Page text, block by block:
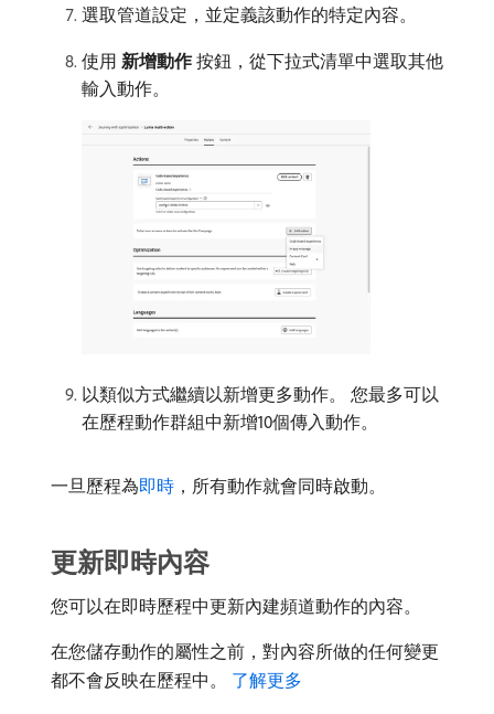
選取管道設定，並定義該動作的特定內容。
使用​ 新增動作​按鈕，從下拉式清單中選取其他
輸入動作。
以類似方式繼續以新增更多動作。 您最多可以
在歷程動作群組中新增10個傳入動作。
一旦歷程為即時 ，所有動作就會同時啟動。
更新即時內容
您可以在即時歷程中更新內建頻道動作的內容。
在您儲存動作的屬性之前，對內容所做的任何變更
都不會反映在歷程中。 了解更多